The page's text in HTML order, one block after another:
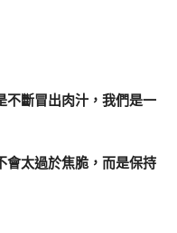
不斷冒出肉汁，我們是一
會太過於焦脆，而是保持